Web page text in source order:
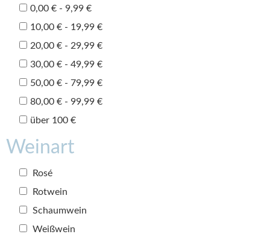
0,00 € - 9,99 €
10,00 € - 19,99 €
20,00 € - 29,99 €
30,00 € - 49,99 €
50,00 € - 79,99 €
80,00 € - 99,99 €
über 100 €
Weinart
Rosé
Rotwein
Schaumwein
Weißwein